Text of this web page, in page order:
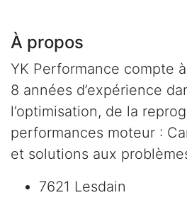
À propos
YK Performance compte
8 années d’expérience
l’optimisation, de la
performances moteur :
et solutions aux
7621 Lesdain